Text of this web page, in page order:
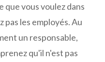
que vous voulez dans
les employés. Au
un responsable,
qu'il n'est pas